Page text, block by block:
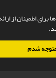
اطمینان از
شدم